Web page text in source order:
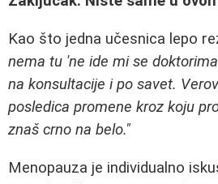
Kao što jedna učesnica lepo
nema tu 'ne ide mi se
na konsultacije i po savet.
posledica promene kroz koju
znaš crno na belo."
Menopauza je individualno